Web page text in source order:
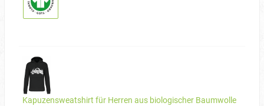
Kapuzensweatshirt für Herren aus biologischer Baumwolle